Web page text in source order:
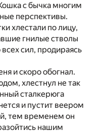
с бычка многим
перспективы.
хлестали по лицу,
гнилые стволы
сил, продираясь
и скоро обогнал.
хлестнул не так
сталкерюга
и пустит веером
тем временем он
нашим